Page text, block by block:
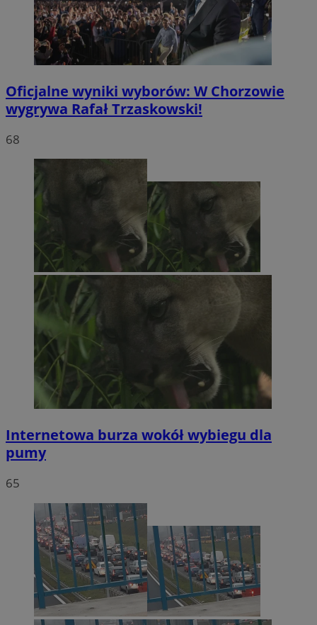
Oficjalne wyniki wyborów: W Chorzowie
wygrywa Rafał Trzaskowski!
68
Internetowa burza wokół wybiegu dla
pumy
65